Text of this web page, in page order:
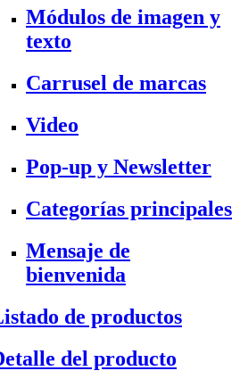
Módulos de imagen y
texto
Carrusel de marcas
Video
Pop-up y Newsletter
Categorías principales
Mensaje de
bienvenida
de productos
del producto